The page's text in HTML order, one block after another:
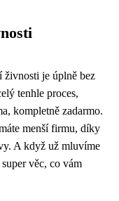
živnosti je úplně bez
tenhle proces,
, kompletně zadarmo.
menší firmu, díky
A když už mluvíme
věc, co vám